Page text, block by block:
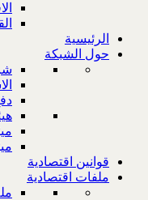
الرئيسية
حول الشبكة
قوانين اقتصادية
ملفات اقتصادية